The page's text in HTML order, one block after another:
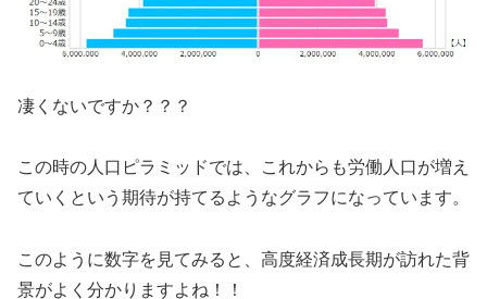
凄くないですか？？？
この時の人口ピラミッドでは、これからも労働人口が増え
ていくという期待が持てるようなグラフになっています。
このように数字を見てみると、高度経済成長期が訪れた背
景がよく分かりますよね！！